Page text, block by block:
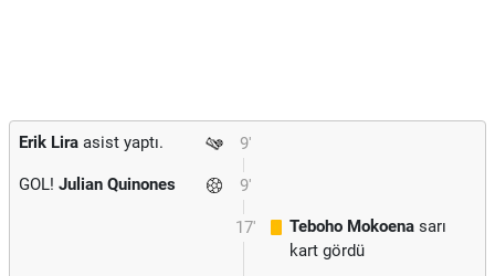
9'
Erik Lira asist yaptı.
9'
GOL! Julian Quinones
17' Teboho Mokoena sarı
kart gördü